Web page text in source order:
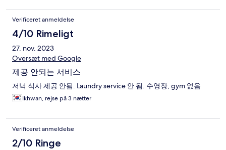
mistake staying here for me. But enjoy the other stuff the hotel
tried to compensate.
Verificeret anmeldelse
4/10 Rimeligt
27. nov. 2023
Oversæt med Google
제공 안되는 서비스
저녁 식사 제공 안됨. Laundry service 안 됨. 수영장, gym 없음
Ikhwan, rejse på 3 nætter
Verificeret anmeldelse
2/10 Ringe